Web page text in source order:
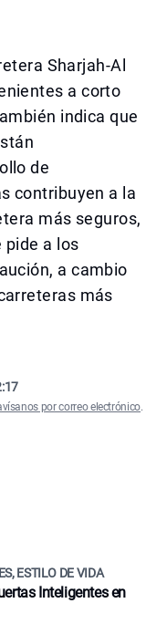
Sharjah-Al
a corto
indica que
de
contribuyen a la
más seguros,
pide a los
a cambio
más
por correo electrónico.
ESTILO DE VIDA
Inteligentes en